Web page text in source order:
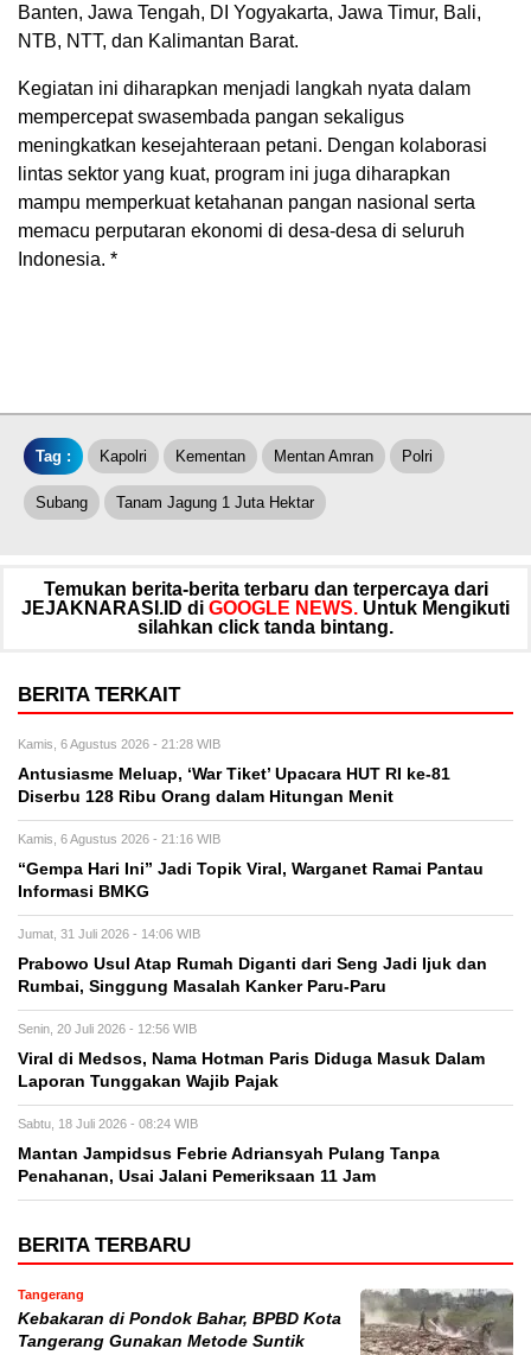
Banten, Jawa Tengah, DI Yogyakarta, Jawa Timur, Bali,
NTB, NTT, dan Kalimantan Barat.
Kegiatan ini diharapkan menjadi langkah nyata dalam
mempercepat swasembada pangan sekaligus
meningkatkan kesejahteraan petani. Dengan kolaborasi
lintas sektor yang kuat, program ini juga diharapkan
mampu memperkuat ketahanan pangan nasional serta
memacu perputaran ekonomi di desa-desa di seluruh
Indonesia. *
Tag : Kapolri Kementan Mentan Amran Polri
Subang Tanam Jagung 1 Juta Hektar
Temukan berita-berita terbaru dan terpercaya dari
JEJAKNARASI.ID di GOOGLE NEWS. Untuk Mengikuti
silahkan click tanda bintang.
BERITA TERKAIT
Kamis, 6 Agustus 2026 - 21:28 WIB
Antusiasme Meluap, ‘War Tiket’ Upacara HUT RI ke-81
Diserbu 128 Ribu Orang dalam Hitungan Menit
Kamis, 6 Agustus 2026 - 21:16 WIB
“Gempa Hari Ini” Jadi Topik Viral, Warganet Ramai Pantau
Informasi BMKG
Jumat, 31 Juli 2026 - 14:06 WIB
Prabowo Usul Atap Rumah Diganti dari Seng Jadi Ijuk dan
Rumbai, Singgung Masalah Kanker Paru-Paru
Senin, 20 Juli 2026 - 12:56 WIB
Viral di Medsos, Nama Hotman Paris Diduga Masuk Dalam
Laporan Tunggakan Wajib Pajak
Sabtu, 18 Juli 2026 - 08:24 WIB
Mantan Jampidsus Febrie Adriansyah Pulang Tanpa
Penahanan, Usai Jalani Pemeriksaan 11 Jam
BERITA TERBARU
Tangerang
Kebakaran di Pondok Bahar, BPBD Kota
Tangerang Gunakan Metode Suntik